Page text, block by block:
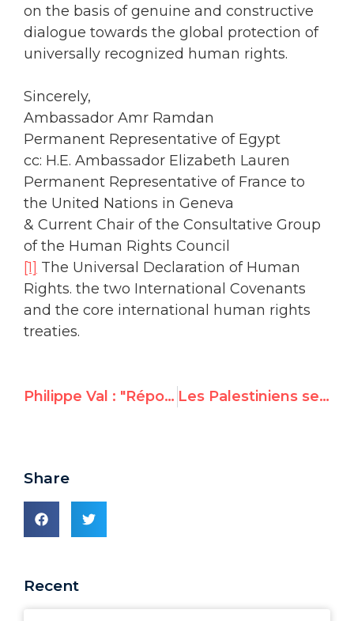
on the basis of genuine and constructive
dialogue towards the global protection of
universally recognized human rights.
Sincerely,
Ambassador Amr Ramdan
Permanent Representative of Egypt
cc: H.E. Ambassador Elizabeth Lauren
Permanent Representative of France to
the United Nations in Geneva
& Current Chair of the Consultative Group
of the Human Rights Council
[1] The Universal Declaration of Human
Rights. the two International Covenants
and the core international human rights
treaties.
Philippe Val : "Réponse d'un Français non musulman et non juif à l'appel des 41" Les Palestiniens se joignent aux 55 États islamiques boycottant le nouvel enquêteur de l'ONU contre la violence anti-homosexuels
Share
Recent